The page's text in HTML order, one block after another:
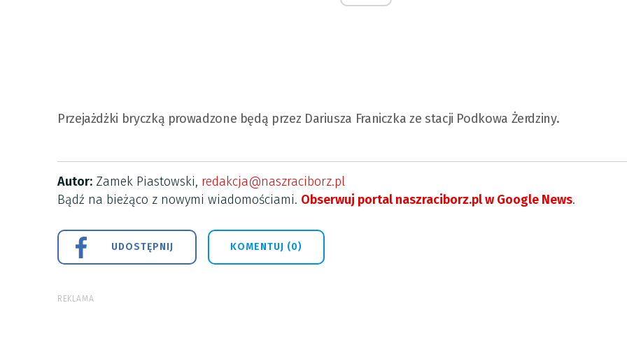
Przejażdżki bryczką prowadzone będą przez Dariusza Franiczka ze stacji Podkowa Żerdziny.
Autor: Zamek Piastowski, redakcja@naszraciborz.pl
Bądź na bieżąco z nowymi wiadomościami. Obserwuj portal naszraciborz.pl w Google News.
UDOSTĘPNIJ KOMENTUJ (0)
REKLAMA